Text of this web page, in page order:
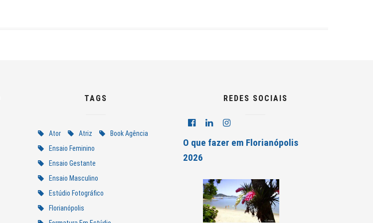
TAGS
Ator Atriz
Book Agência
Ensaio Feminino
Ensaio Gestante
Ensaio Masculino
Estúdio Fotográfico
Florianópolis
REDES SOCIAIS
O que fazer em Florianópolis
2026